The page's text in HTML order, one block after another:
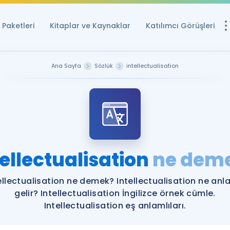
Paketleri Kitaplar ve Kaynaklar Katılımcı Görüşleri
Ücretsiz
YDS ve YÖKDİL
YDS ve YÖKDİL
YDS ve YÖKDİL'e
ÖSYM Sınav
Ana Sayfa Sözlük intellectualisation
ne
ne demek? Intellectualisation ne
gelir? Intellectualisation İngilizce örnek cümle.
Intellectualisation eş anlamlıları.